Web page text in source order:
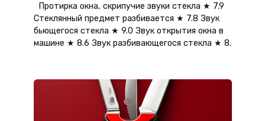
Протирка окна, скрипучие звуки стекла ★ 7.9
Стеклянный предмет разбивается ★ 7.8 Звук
бьющегося стекла ★ 9.0 Звук открытия окна в
машине ★ 8.6 Звук разбивающегося стекла ★ 8.